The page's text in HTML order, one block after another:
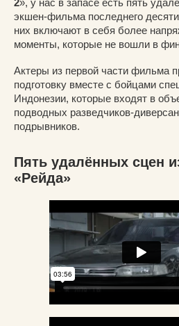
2», у нас в запасе есть пять
экшен-фильма последнего
них включают в себя более
моменты, которые не вошли в
Актеры из первой части фильма
подготовку вместе с бойцами
Индонезии, которые входят в
подводных разведчиков-
подрывников.
Пять удалённых сцен
«Рейда»